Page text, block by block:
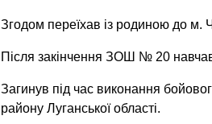
Згодом переїхав із родиною до м.
Після закінчення ЗОШ № 20
Загинув під час виконання
району Луганської області.